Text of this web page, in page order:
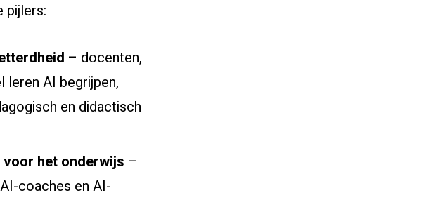
pijlers:
– docenten,
leren AI begrijpen,
en didactisch
het onderwijs –
coaches en AI-